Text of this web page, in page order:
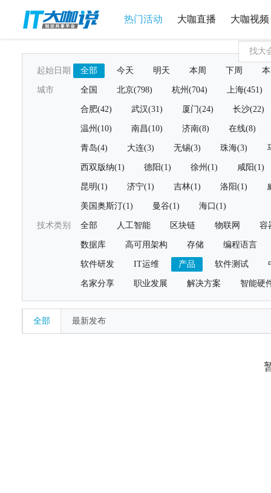
热门活动 大咖直播 大咖视频
起始日期 全部 今天 明天 本周 下周
城市 全国 北京(798) 杭州(704) 上海(451)
合肥(42) 武汉(31) 厦门(24) 长沙(22)
温州(10) 南昌(10) 济南(8) 在线(8)
青岛(4) 大连(3) 无锡(3) 珠海(3)
西双版纳(1) 德阳(1) 徐州(1) 咸阳(1)
昆明(1) 济宁(1) 吉林(1) 洛阳(1)
美国奥斯汀(1) 曼谷(1) 海口(1)
技术类别 全部 人工智能 区块链 物联网 容
数据库 高可用架构 存储 编程语言
软件研发 IT运维 产品 软件测试
名家分享 职业发展 解决方案 智能硬
全部 最新发布